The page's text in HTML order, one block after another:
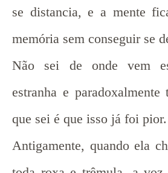
se distancia, e a mente
memória sem conseguir se
Não sei de onde vem
estranha e
que sei é que isso já foi pior.
Antigamente, quando ela